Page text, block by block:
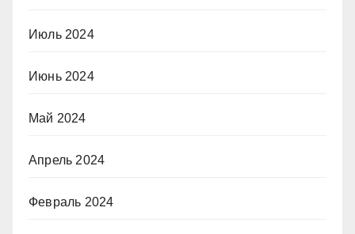
Июль 2024
Июнь 2024
Май 2024
Апрель 2024
Февраль 2024